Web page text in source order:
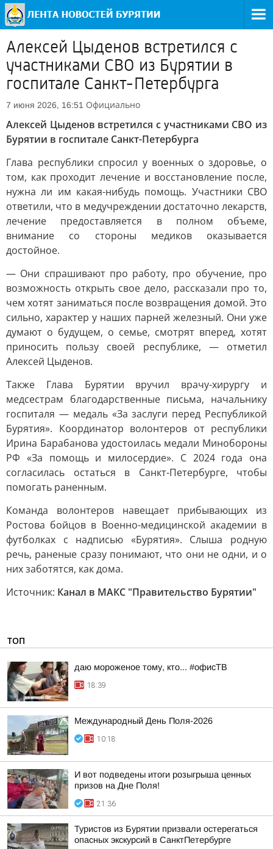
Алексей Цыденов встретился с
участниками СВО из Бурятии в
госпитале Санкт-Петербурга
7 июня 2026, 16:51 Официально
Алексей Цыденов встретился с участниками СВО из
Бурятии в госпитале Санкт-Петербурга
Глава республики спросил у военных о здоровье, о
том, как проходит лечение и восстановление после,
нужна ли им какая-нибудь помощь. Участники СВО
ответили, что в медучреждении достаточно лекарств,
лечение предоставляется в полном объеме,
внимание со стороны медиков оказывается
достойное.
— Они спрашивают про работу, про обучение, про
возможность открыть свое дело, рассказали про то,
чем хотят заниматься после возвращения домой. Это
сильно, характер у наших парней железный. Они уже
думают о будущем, о семье, смотрят вперед, хотят
приносить пользу своей республике, — отметил
Алексей Цыденов.
Также Глава Бурятии вручил врачу-хирургу и
медсестрам благодарственные письма, начальнику
госпиталя — медаль «За заслуги перед Республикой
Бурятия». Координатор волонтеров от республики
Ирина Барабанова удостоилась медали Минобороны
РФ «За помощь и милосердие». С 2024 года она
согласилась остаться в Санкт-Петербурге, чтобы
помогать раненным.
Команда волонтеров навещает прибывающих из
Ростова бойцов в Военно-медицинской академии в
футболках с надписью «Бурятия». Слыша родную
речь, раненые сразу понимают, что они не одни, и о
них заботятся, как дома.
Источник: Канал в МАКС "Правительство Бурятии"
ТОП
даю мороженое тому, кто... #офисТВ
18:39
Международный День Поля-2026
10:18
И вот подведены итоги розыгрыша ценных
призов на Дне Поля!
21:36
Туристов из Бурятии призвали остерегаться
опасных экскурсий в СанктПетербурге